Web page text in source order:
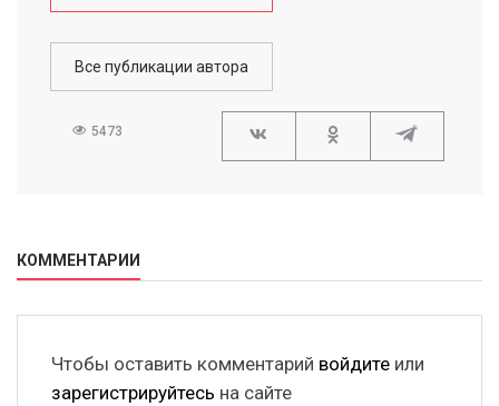
Все публикации автора
5473
КОММЕНТАРИИ
Чтобы оставить комментарий войдите или
зарегистрируйтесь на сайте